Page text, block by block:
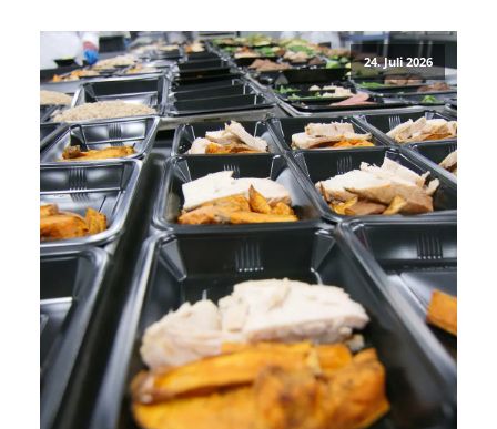
große Menschen oder Menschen mit einem allgemein
breiten Körperbau […]
24. Juli 2026